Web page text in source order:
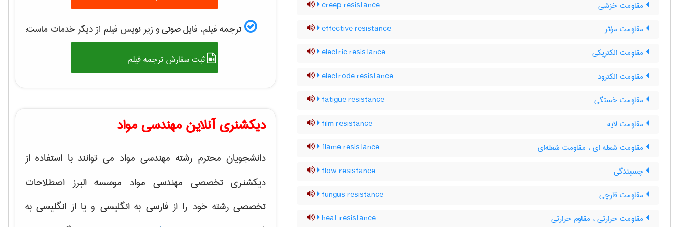
مقاومت خزشی creep resistance
مقاومت مؤثر effective resistance
مقاومت الکتریکی electric resistance
مقاومت الکترود electrode resistance
مقاومت خستگی fatigue resistance
مقاومت لایه film resistance
مقاومت شعله ای ، مقاومت شعله‌ای flame resistance
چسبندگی flow resistance
مقاومت قارچی fungus resistance
مقاومت حرارتی ، مقاوم حرارتی heat resistance
ترجمه فیلم، فایل صوتی و زیر نویس فیلم از دیگر خدمات ماست:
ثبت سفارش ترجمه فیلم
دیکشنری آنلاین مهندسی مواد
دانشجویان محترم رشته مهندسی مواد می توانند با استفاده از
دیکشنری تخصصی مهندسی مواد موسسه البرز اصطلاحات
تخصصی رشته خود را از فارسی به انگلیسی و یا از انگلیسی به